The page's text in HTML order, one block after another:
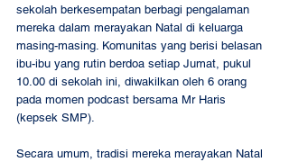
sekolah berkesempatan berbagi pengalaman
mereka dalam merayakan Natal di keluarga
masing-masing. Komunitas yang berisi belasan
ibu-ibu yang rutin berdoa setiap Jumat, pukul
10.00 di sekolah ini, diwakilkan oleh 6 orang
pada momen podcast bersama Mr Haris
(kepsek SMP).
Secara umum, tradisi mereka merayakan Natal